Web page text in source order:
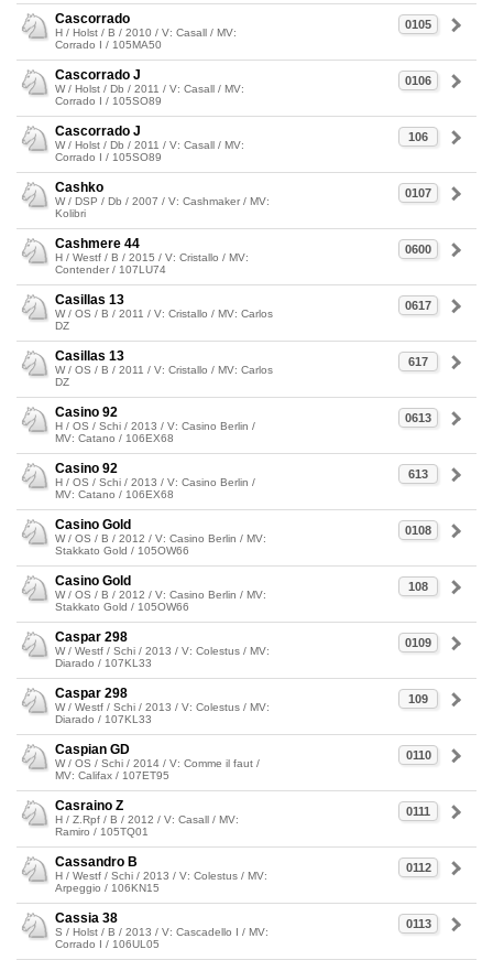
0105
Cascorrado
H / Holst / B / 2010 / V: Casall / MV:
Corrado I / 105MA50
0106
Cascorrado J
W / Holst / Db / 2011 / V: Casall / MV:
Corrado I / 105SO89
106
Cascorrado J
W / Holst / Db / 2011 / V: Casall / MV:
Corrado I / 105SO89
0107
Cashko
W / DSP / Db / 2007 / V: Cashmaker / MV:
Kolibri
0600
Cashmere 44
H / Westf / B / 2015 / V: Cristallo / MV:
Contender / 107LU74
0617
Casillas 13
W / OS / B / 2011 / V: Cristallo / MV: Carlos
DZ
617
Casillas 13
W / OS / B / 2011 / V: Cristallo / MV: Carlos
DZ
0613
Casino 92
H / OS / Schi / 2013 / V: Casino Berlin /
MV: Catano / 106EX68
613
Casino 92
H / OS / Schi / 2013 / V: Casino Berlin /
MV: Catano / 106EX68
0108
Casino Gold
W / OS / B / 2012 / V: Casino Berlin / MV:
Stakkato Gold / 105OW66
108
Casino Gold
W / OS / B / 2012 / V: Casino Berlin / MV:
Stakkato Gold / 105OW66
0109
Caspar 298
W / Westf / Schi / 2013 / V: Colestus / MV:
Diarado / 107KL33
109
Caspar 298
W / Westf / Schi / 2013 / V: Colestus / MV:
Diarado / 107KL33
0110
Caspian GD
W / OS / Schi / 2014 / V: Comme il faut /
MV: Califax / 107ET95
0111
Casraino Z
H / Z.Rpf / B / 2012 / V: Casall / MV:
Ramiro / 105TQ01
0112
Cassandro B
H / Westf / Schi / 2013 / V: Colestus / MV:
Arpeggio / 106KN15
0113
Cassia 38
S / Holst / B / 2013 / V: Cascadello I / MV:
Corrado I / 106UL05